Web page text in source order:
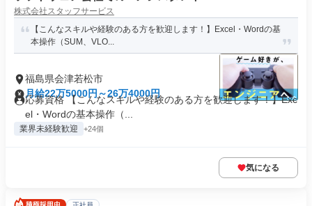
株式会社スタッフサービス
【こんなスキルや経験のある方を歓迎します！】Excel・Wordの基
本操作（SUM、VLO...
福島県会津若松市
月給22万5000円～26万4000円
応募資格 【こんなスキルや経験のある方を歓迎します！】Exc
el・Wordの基本操作（...
業界未経験歓迎 +24個
気になる